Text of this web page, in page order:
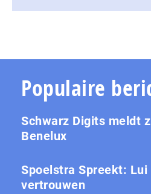
Populaire
Schwarz Digits meldt
Benelux
Spoelstra Spreekt:
vertrouwen